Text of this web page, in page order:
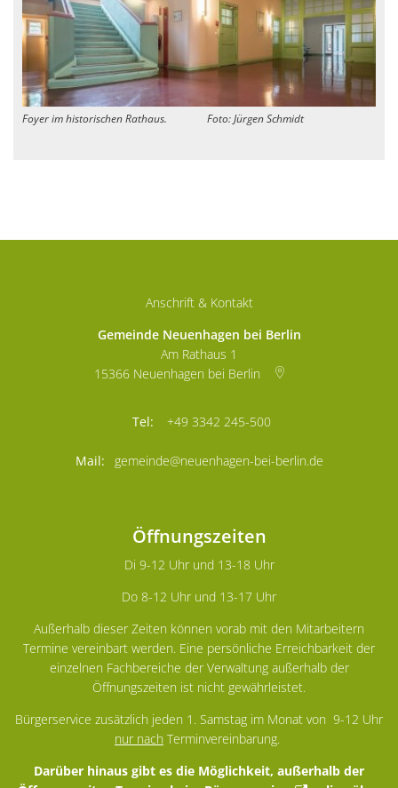
Foyer im historischen Rathaus. Foto: Jürgen Schmidt
Anschrift & Kontakt
Gemeinde Neuenhagen bei Berlin
Am Rathaus 1
15366 Neuenhagen bei Berlin
+49 3342 245-500
gemeinde@neuenhagen-bei-berlin.de
Öffnungszeiten
Di 9-12 Uhr und 13-18 Uhr
Do 8-12 Uhr und 13-17 Uhr
Außerhalb dieser Zeiten können vorab mit den Mitarbeitern
Termine vereinbart werden. Eine persönliche Erreichbarkeit der
einzelnen Fachbereiche der Verwaltung außerhalb der
Öffnungszeiten ist nicht gewährleistet.
Bürgerservice zusätzlich jeden 1. Samstag im Monat von 9-12 Uhr
nur nach Terminvereinbarung.
Darüber hinaus gibt es die Möglichkeit, außerhalb der